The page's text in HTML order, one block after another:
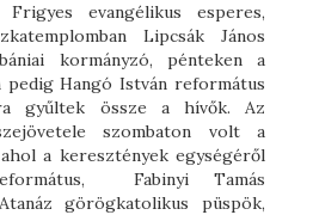
Frigyes evangélikus esperes,
Lipcsák János
kormányzó, pénteken a
Hangó István református
gyűltek össze a hívők. Az
szombaton volt a
a keresztények egységéről
Fabinyi Tamás
görögkatolikus püspök,